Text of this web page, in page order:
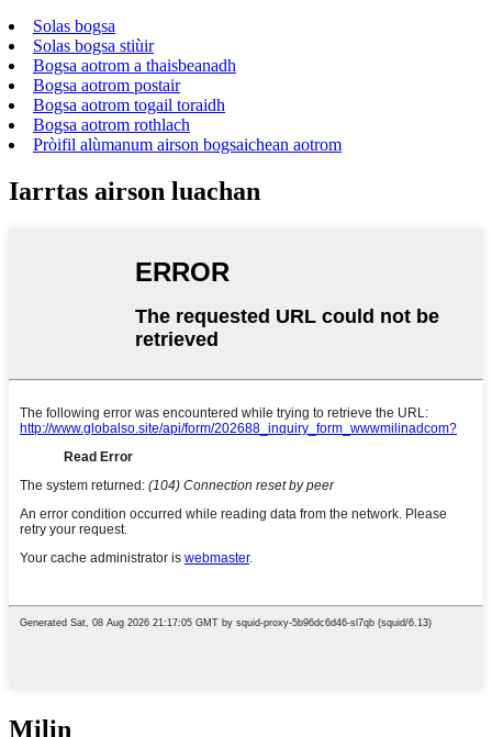
Solas bogsa
Solas bogsa stiùir
Bogsa aotrom a thaisbeanadh
Bogsa aotrom postair
Bogsa aotrom togail toraidh
Bogsa aotrom rothlach
Pròifil alùmanum airson bogsaichean aotrom
Iarrtas airson luachan
Milin